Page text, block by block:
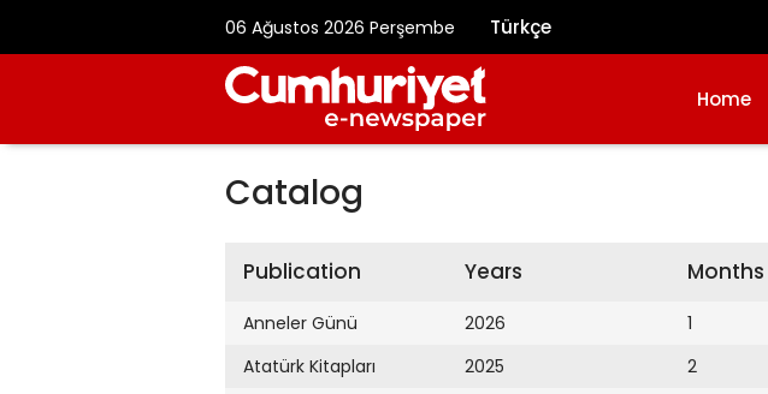
06 Ağustos 2026 Perşembe Türkçe
Home
Catalog
Publication
Anneler Günü
Atatürk Kitapları
Years
2026
2025
Months
1
2